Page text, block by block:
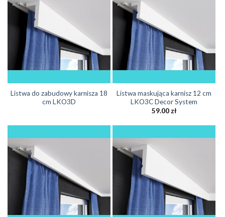
Listwa do zabudowy karnisza 18
cm LKO3D
Listwa maskująca karnisz 12 cm
LKO3C Decor System
59.00zł